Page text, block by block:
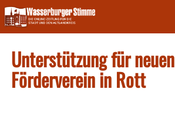
Skip
to
content
Unterstützung für neuen
Förderverein in Rott